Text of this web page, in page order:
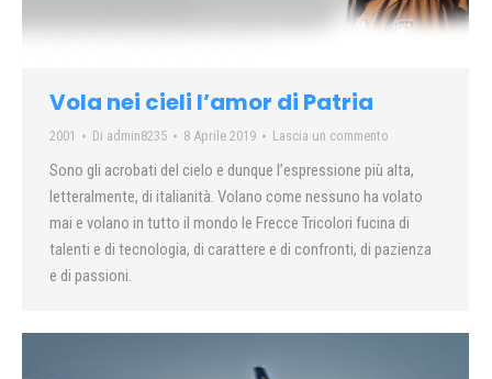
Vola nei cieli l’amor di Patria
2001 Di admin8235 8 Aprile 2019 Lascia un commento
Sono gli acrobati del cielo e dunque l’espressione più alta,
letteralmente, di italianità. Volano come nessuno ha volato
mai e volano in tutto il mondo le Frecce Tricolori fucina di
talenti e di tecnologia, di carattere e di confronti, di pazienza
e di passioni.